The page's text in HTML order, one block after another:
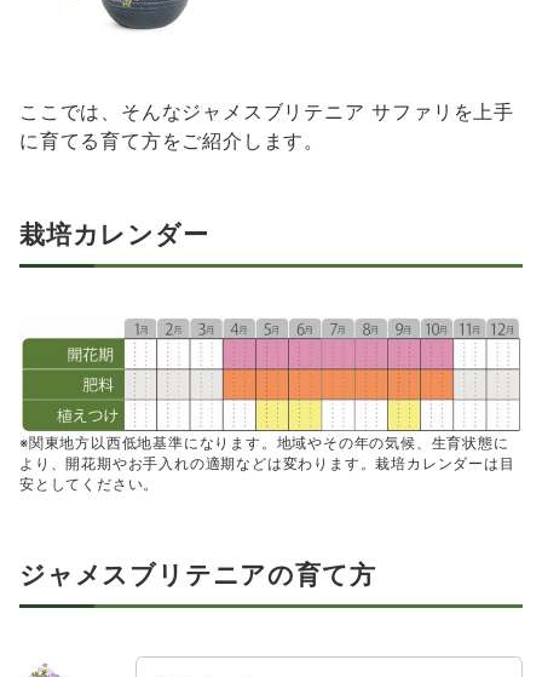
ここでは、そんなジャメスブリテニア サファリを上手
に育てる育て方をご紹介します。
栽培カレンダー
※関東地方以西低地基準になります。地域やその年の気候、生育状態に
より、開花期やお手入れの適期などは変わります。栽培カレンダーは目
安としてください。
ジャメスブリテニアの育て方